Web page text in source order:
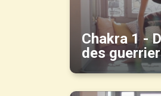
Chakra 1 -
des